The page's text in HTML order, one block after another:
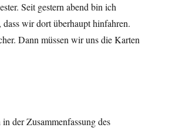
Seit gestern abend bin ich
dass wir dort überhaupt hinfahren.
Dann müssen wir uns die Karten
der Zusammenfassung des